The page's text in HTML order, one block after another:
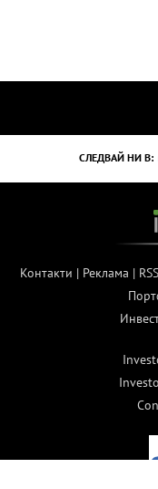
СЛЕДВАЙ НИ В:
Контакти | Реклама | RSS